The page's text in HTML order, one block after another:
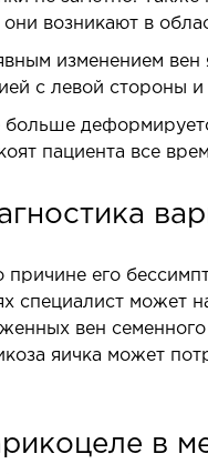
в Киеве и
возникают в
изменением вен
с левой стороны и
пациента все
причине его
специалист может
вен
яичка может
в